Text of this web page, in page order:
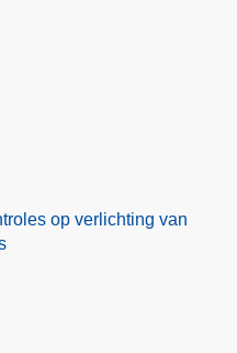
op verlichting van